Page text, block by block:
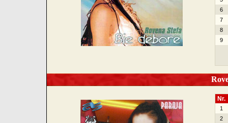
6
7
8
9
Nr.
1
2